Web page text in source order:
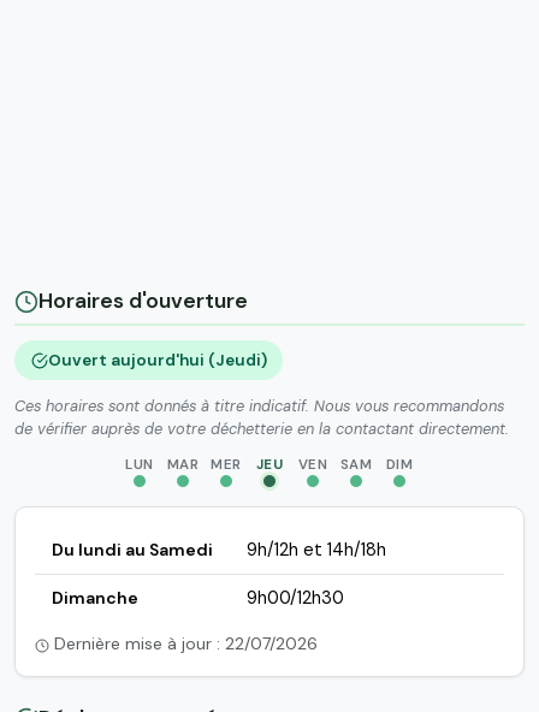
Horaires d'ouverture
Ouvert aujourd'hui (Jeudi)
Ces horaires sont donnés à titre indicatif. Nous vous recommandons
de vérifier auprès de votre déchetterie en la contactant directement.
LUN MAR MER JEU VEN SAM DIM
Du lundi au Samedi 9h/12h et 14h/18h
Dimanche 9h00/12h30
Dernière mise à jour : 22/07/2026